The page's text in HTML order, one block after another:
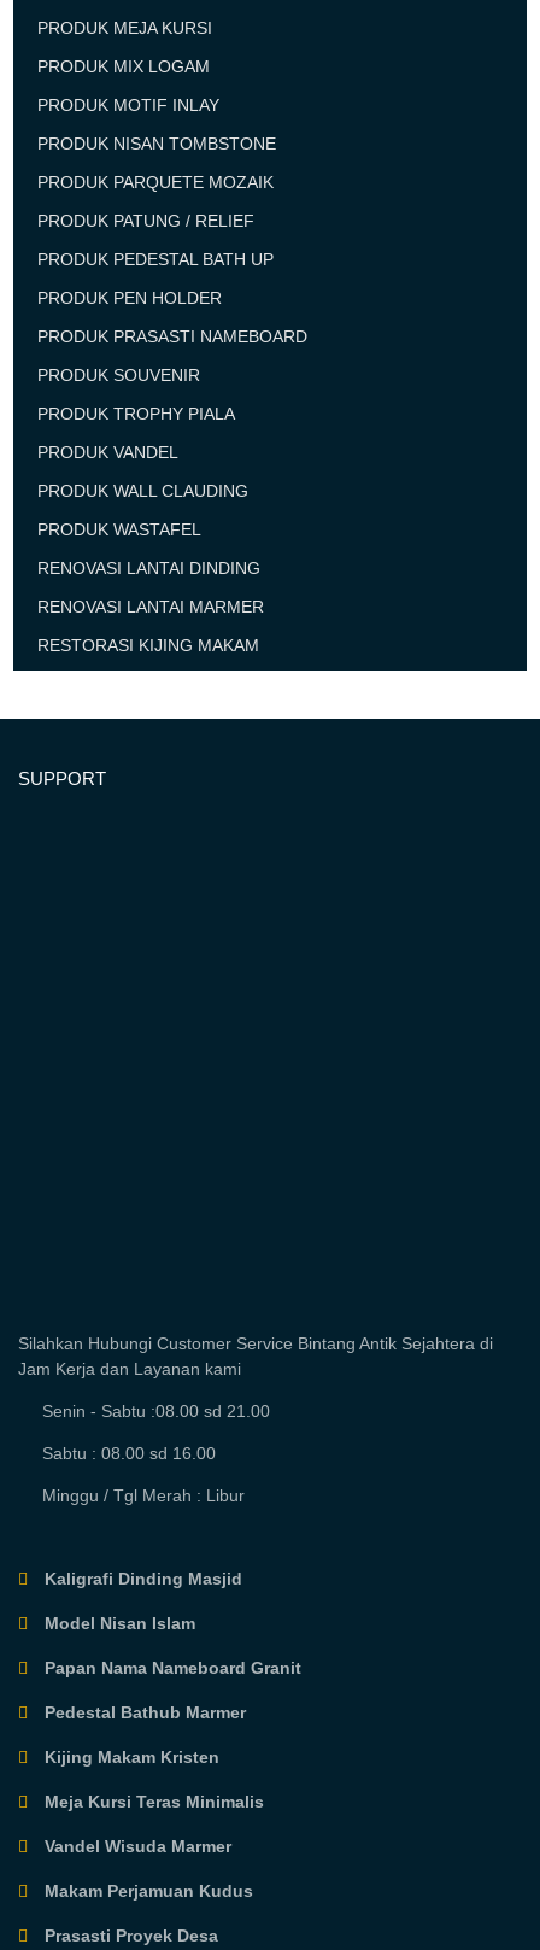
PRODUK MEJA KURSI
PRODUK MIX LOGAM
PRODUK MOTIF INLAY
PRODUK NISAN TOMBSTONE
PRODUK PARQUETE MOZAIK
PRODUK PATUNG / RELIEF
PRODUK PEDESTAL BATH UP
PRODUK PEN HOLDER
PRODUK PRASASTI NAMEBOARD
PRODUK SOUVENIR
PRODUK TROPHY PIALA
PRODUK VANDEL
PRODUK WALL CLAUDING
PRODUK WASTAFEL
RENOVASI LANTAI DINDING
RENOVASI LANTAI MARMER
RESTORASI KIJING MAKAM
SUPPORT
Silahkan Hubungi Customer Service Bintang Antik Sejahtera di
Jam Kerja dan Layanan kami
Senin - Sabtu :08.00 sd 21.00
Sabtu : 08.00 sd 16.00
Minggu / Tgl Merah : Libur
Kaligrafi Dinding Masjid
Model Nisan Islam
Papan Nama Nameboard Granit
Pedestal Bathub Marmer
Kijing Makam Kristen
Meja Kursi Teras Minimalis
Vandel Wisuda Marmer
Makam Perjamuan Kudus
Prasasti Proyek Desa